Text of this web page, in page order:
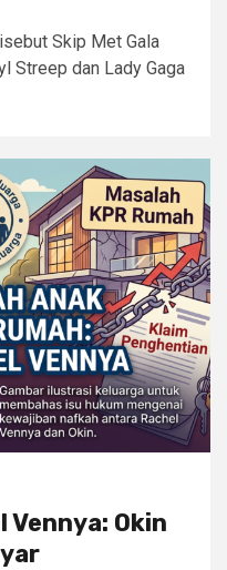
Skip Met Gala
Streep dan Lady Gaga
Vennya: Okin